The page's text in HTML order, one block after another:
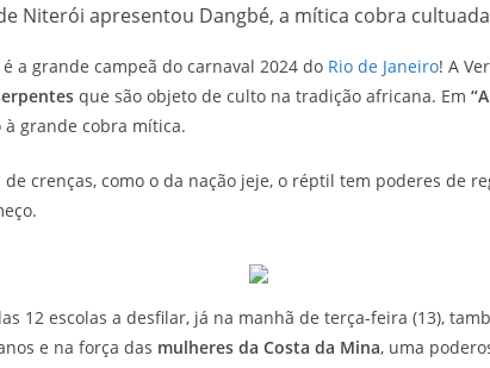
Niterói apresentou Dangbé, a mítica cobra
é a grande campeã do carnaval 2024 do Rio de Janeiro! A
que são objeto de culto na tradição africana. Em
grande cobra mítica.
de crenças, como o da nação jeje, o réptil tem poderes de
12 escolas a desfilar, já na manhã de terça-feira (13),
e na força das mulheres da Costa da Mina, uma